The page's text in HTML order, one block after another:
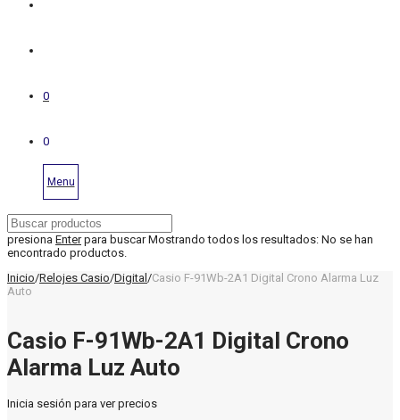
0
0
Menu
presiona Enterpara buscar Mostrando todos los resultados: No se han
encontrado productos.
Inicio/Relojes Casio/Digital /Casio F-91Wb-2A1 Digital Crono Alarma Luz
Auto
Casio F-91Wb-2A1 Digital Crono
Alarma Luz Auto
Inicia sesión para ver precios